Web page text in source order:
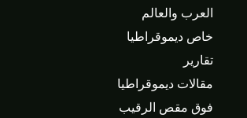
العرب والعالم
خاص ديموقراطيا
تقارير
مقالات ديموقراطيا
فوق مقص الرقيب